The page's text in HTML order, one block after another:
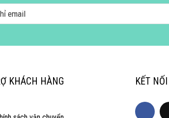
KHÁCH HÀNG KẾT